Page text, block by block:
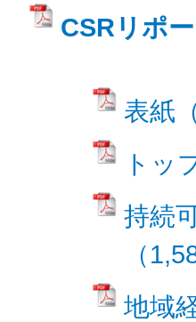
CSRリポ
表紙
トッ
持続
（
地域